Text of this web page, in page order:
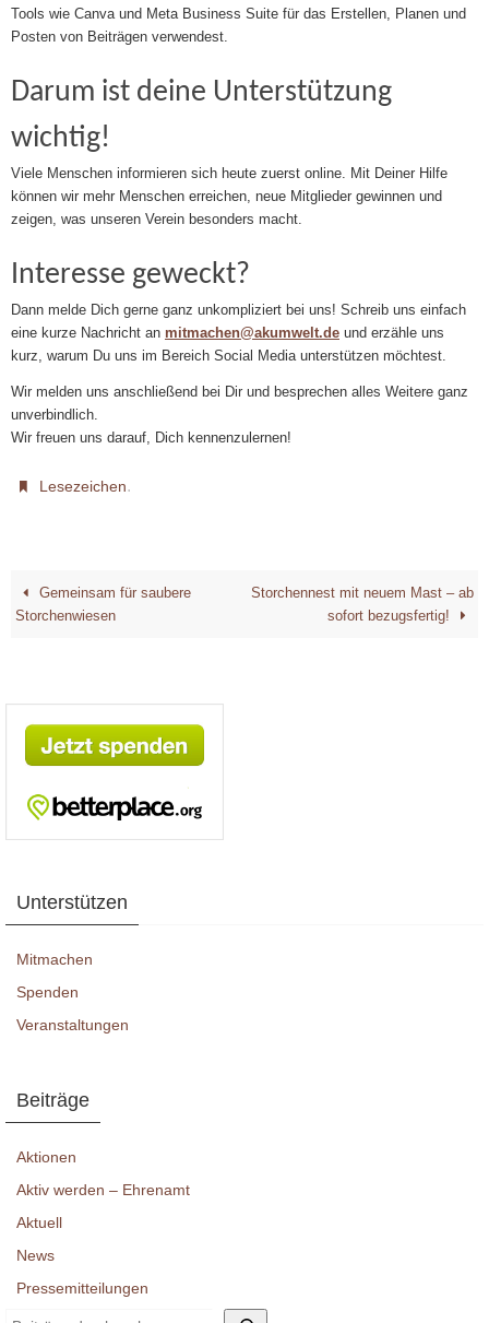
Tools wie Canva und Meta Business Suite für das Erstellen, Planen und
Posten von Beiträgen verwendest.
Darum ist deine Unterstützung
wichtig!
Viele Menschen informieren sich heute zuerst online. Mit Deiner Hilfe
können wir mehr Menschen erreichen, neue Mitglieder gewinnen und
zeigen, was unseren Verein besonders macht.
Interesse geweckt?
Dann melde Dich gerne ganz unkompliziert bei uns! Schreib uns einfach
eine kurze Nachricht an mitmachen@akumwelt.de und erzähle uns
kurz, warum Du uns im Bereich Social Media unterstützen möchtest.
Wir melden uns anschließend bei Dir und besprechen alles Weitere ganz
unverbindlich.
Wir freuen uns darauf, Dich kennenzulernen!
Lesezeichen.
Gemeinsam für saubere
Storchenwiesen
Storchennest mit neuem Mast – ab
sofort bezugsfertig!
Unterstützen
Mitmachen
Spenden
Veranstaltungen
Beiträge
Aktionen
Aktiv werden – Ehrenamt
Aktuell
News
Pressemitteilungen